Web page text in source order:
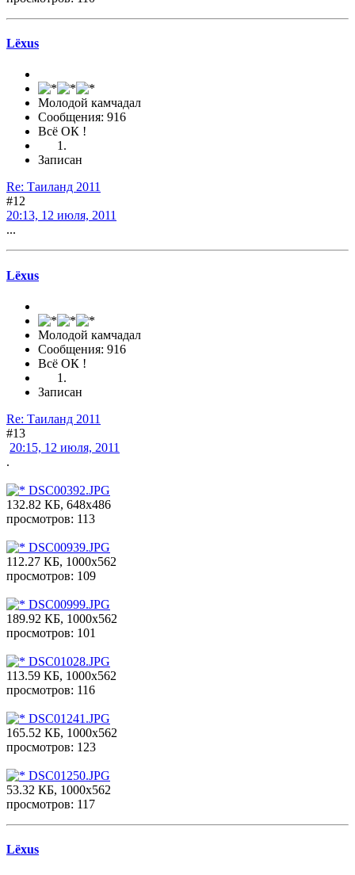
Lёxus
Молодой камчадал
Сообщения: 916
Всё ОК !
Записан
Re: Таиланд 2011
#12
20:13, 12 июля, 2011
...
Lёxus
Молодой камчадал
Сообщения: 916
Всё ОК !
Записан
Re: Таиланд 2011
#13
20:15, 12 июля, 2011
.
DSC00392.JPG
132.82 КБ, 648x486
просмотров: 113
DSC00939.JPG
112.27 КБ, 1000x562
просмотров: 109
DSC00999.JPG
189.92 КБ, 1000x562
просмотров: 101
DSC01028.JPG
113.59 КБ, 1000x562
просмотров: 116
DSC01241.JPG
165.52 КБ, 1000x562
просмотров: 123
DSC01250.JPG
53.32 КБ, 1000x562
просмотров: 117
Lёxus